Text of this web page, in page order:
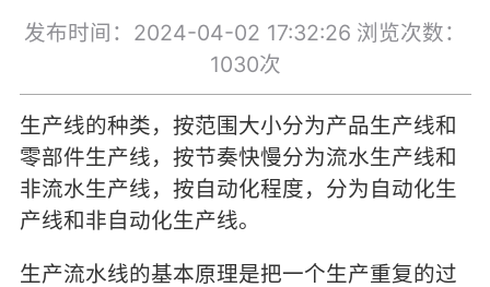
发布时间：2024-04-02 17:32:26 浏览次数：
1030次
生产线的种类，按范围大小分为产品生产线和
零部件生产线，按节奏快慢分为流水生产线和
非流水生产线，按自动化程度，分为自动化生
产线和非自动化生产线。
生产流水线的基本原理是把一个生产重复的过